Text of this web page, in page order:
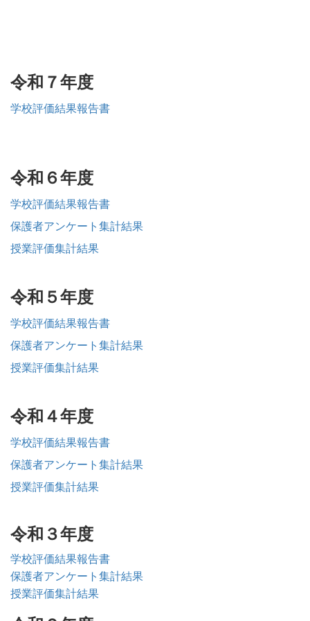
令和７年度
学校評価結果報告書
令和６年度
学校評価結果報告書
保護者アンケート集計結果
授業評価集計結果
令和５年度
学校評価結果報告書
保護者アンケート集計結果
授業評価集計結果
令和４年度
学校評価結果報告書
保護者アンケート集計結果
授業評価集計結果
令和３年度
学校評価結果報告書
保護者アンケート集計結果
授業評価集計結果